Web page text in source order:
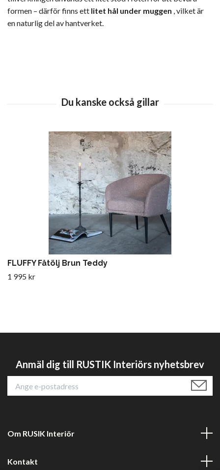
formen – därför finns ett litet hål under muggen , vilket är
en naturlig del av hantverket.
FLUFFY Fåtölj Brun Teddy
1 995 kr
Anmäl dig till RUSTIK Interiörs nyhetsbrev
Om RUSIK Interiör
Kontakt